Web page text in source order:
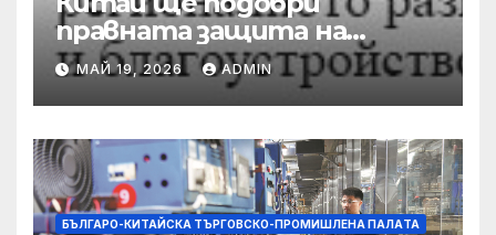
правната защита на
предприятията, ще се
съсредоточи върху
борбата с
корпоративната
престъпност
МАЙ 19, 2026 ADMIN
БЪЛГАРО-КИТАЙСКА ТЪРГОВСКО-ПРОМИШЛЕНА ПАЛAТА